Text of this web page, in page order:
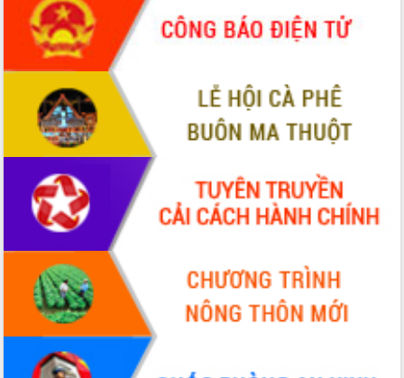
món ăn từ sầu riêng
Đắk Lắk công bố Quy hoạch và xúc
tiến đầu tư tỉnh
Ngành cá ngừ Đắk Lắk chủ động thích
ứng để giữ vững thị trường xuất khẩu
Diễn đàn Kinh tế tư nhân Việt Nam đột
phá cơ chế - Hợp tác công tư
Đề án 06 tạo bước ngoặt đột phá trong
cải cách hành chính tỉnh Đắk Lắk
Kết nối tour, đẩy mạnh chuyển đổi số
để phát triển du lịch Đắk Lắk
Khởi động Dự án Đầu tư xây dựng hạ
tầng kỹ thuật Cụm công nghiệp Tân
Gặp mặt các cơ quan báo chí nhân Kỷ
niệm 101 năm Ngày Báo chí Cách
mạng Việt Nam
Đắk Lắk sơ kết 4 năm triển khai thực
hiện Đề án 06 của Chính phủ